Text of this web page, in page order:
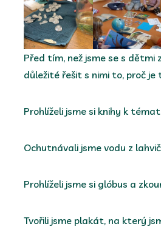
Před tím, než jsme se s dětmi
důležité řešit s nimi to, proč
Prohlíželi jsme si knihy k
Ochutnávali jsme vodu z
Prohlíželi jsme si glóbus a
Tvořili jsme plakát, na který